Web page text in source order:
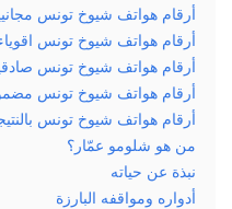
أرقام هواتف شيوخ تونس
أرقام هواتف شيوخ تونس
أرقام هواتف شيوخ تونس
أرقام هواتف شيوخ تونس
أرقام هواتف شيوخ تونس
من هو شلومو عمّار؟
نبذة عن حياته
أدواره ومواقفه البارزة